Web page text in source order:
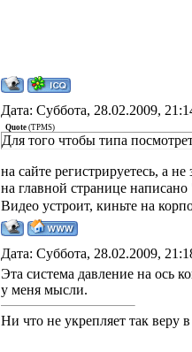
Дата: Суббота, 28.02.2009,
Quote (TPMS)
Для того чтобы типа
на сайте регистрируетесь, а
на главной странице
Видео устроит, киньте на
Дата: Суббота, 28.02.2009,
Эта система давление на ось
у меня мысли.
Ни что не укрепляет так веру